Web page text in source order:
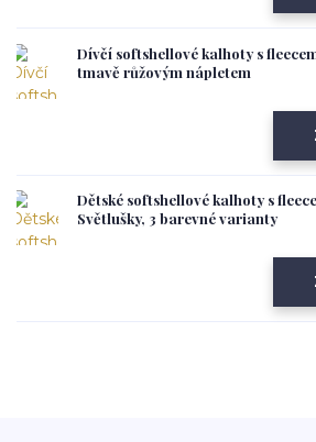
Dívčí softshellové kalhoty s
tmavě růžovým nápletem
Dětské softshellové kalhoty s
Světlušky, 3 barevné varianty